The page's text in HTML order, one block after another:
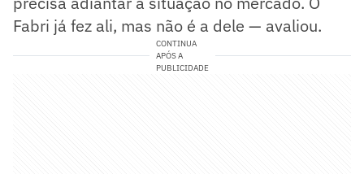
Fabri já fez ali, mas não é a dele — avaliou.
CONTINUA
APÓS A
PUBLICIDADE